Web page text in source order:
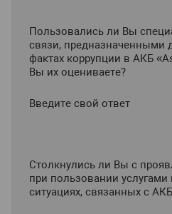
Пользовались ли Вы
связи, предназначенными
фактах коррупции в АКБ
Вы их оцениваете?
Введите свой ответ
Столкнулись ли Вы с
при пользовании услугами
ситуациях, связанных с